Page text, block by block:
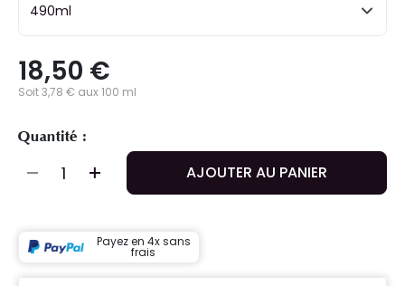
490ml
18,50 €
Soit 3,78 € aux 100 ml
Quantité :
AJOUTER AU PANIER
Payez en 4x sans
frais